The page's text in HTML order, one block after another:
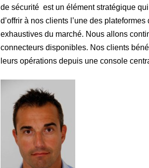
de sécurité est un élément stratégique
d’offrir à nos clients l’une des
exhaustives du marché. Nous allons
connecteurs disponibles. Nos clients
leurs opérations depuis une console